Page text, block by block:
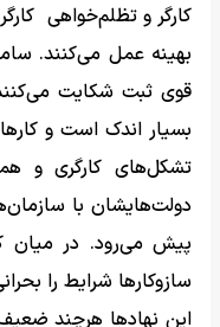
کارگر و تظلم‌خواهی
بهینه عمل می‌کنند.
قوی ثبت شکایت
بسیار اندک است و
تشکل‌های کارگری و
دولت‌هایشان با
پیش می‌رود. در میان
سازوکارها شرایط را
این نهادها هرچند